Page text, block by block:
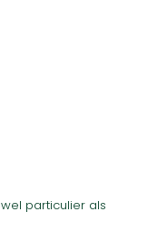
particulier als